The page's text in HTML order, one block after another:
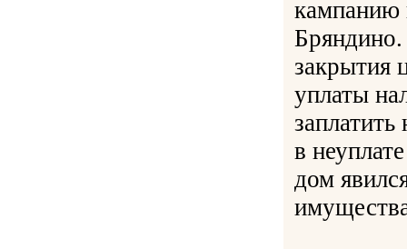
кампанию
Бряндино.
закрытия
уплаты
в
дом